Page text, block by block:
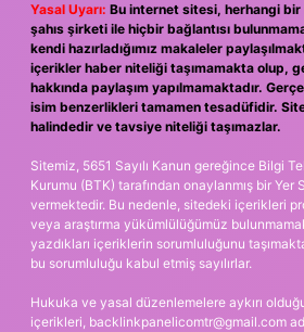
Yasal Uyarı: Bu internet sitesi, herhangi
şahıs şirketi ile hiçbir bağlantısı
kendi hazırladığımız makaleler
içerikler haber niteliği taşımamakta olup,
hakkında paylaşım yapılmamaktadır.
isim benzerlikleri tamamen tesadüfidir.
halindedir ve tavsiye niteliği taşımazlar.
Sitemiz, 5651 Sayılı Kanun gereğince Bilgi
Kurumu (BTK) tarafından onaylanmış bir Yer
vermektedir. Bu nedenle, sitedeki içerikleri
veya araştırma yükümlülüğümüz
yazdıkları içeriklerin sorumluluğunu
bu sorumluluğu kabul etmiş sayılırlar.
Hukuka ve yasal düzenlemelere aykırı
içerikleri, backlinkpanelicomtr@gmail.com